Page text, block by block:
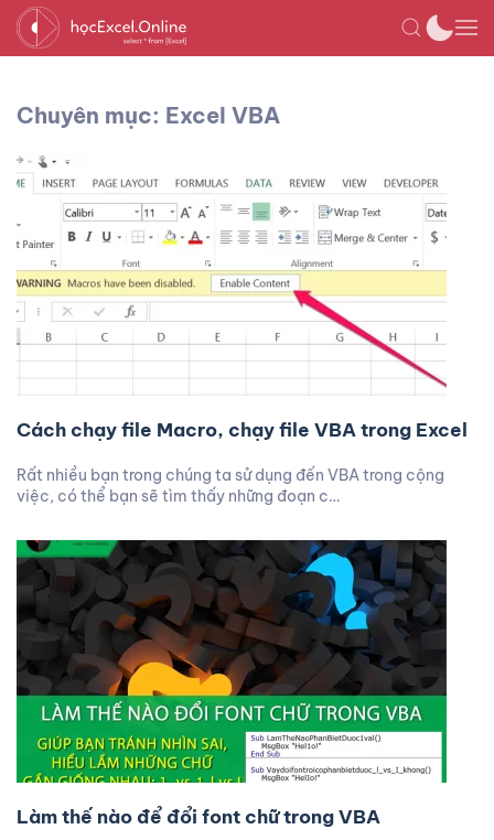
Chuyên mục: Excel VBA
Cách chạy file Macro, chạy file VBA trong Excel
Rất nhiều bạn trong chúng ta sử dụng đến VBA trong cộng
việc, có thể bạn sẽ tìm thấy những đoạn c…
Làm thế nào để đổi font chữ trong VBA